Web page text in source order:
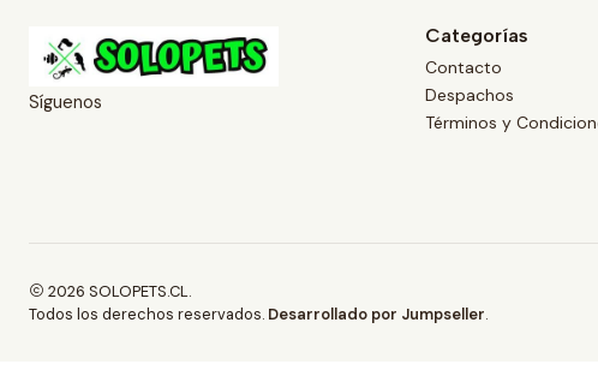
Síguenos
Categorías
Contacto
Despachos
Términos y
2026 SOLOPETS.CL.
Todos los derechos reservados. Desarrollado por Jumpseller.